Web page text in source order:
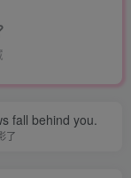
fall behind you.
了